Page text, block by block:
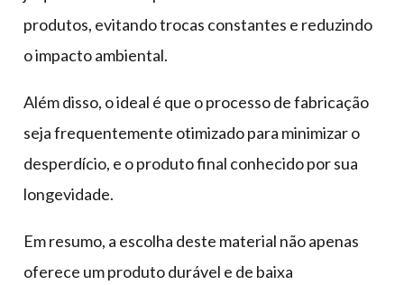
produtos, evitando trocas constantes e reduzindo
o impacto ambiental.
Além disso, o ideal é que o processo de fabricação
seja frequentemente otimizado para minimizar o
desperdício, e o produto final conhecido por sua
longevidade.
Em resumo, a escolha deste material não apenas
oferece um produto durável e de baixa